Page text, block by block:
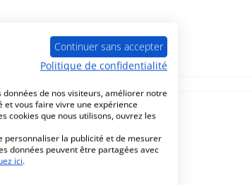
Continuer sans accepter
Politique de confidentialité
de nos visiteurs, améliorer notre
vous faire vivre une expérience
cookies que nous utilisons, ouvrez les
personnaliser la publicité et de mesurer
données peuvent être partagées avec
ici.